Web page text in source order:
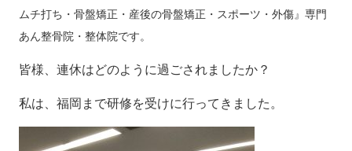
ムチ打ち・骨盤矯正・産後の骨盤矯正・スポーツ・外傷』専門
あん整骨院・整体院です。
皆様、連休はどのように過ごされましたか？
私は、福岡まで研修を受けに行ってきました。